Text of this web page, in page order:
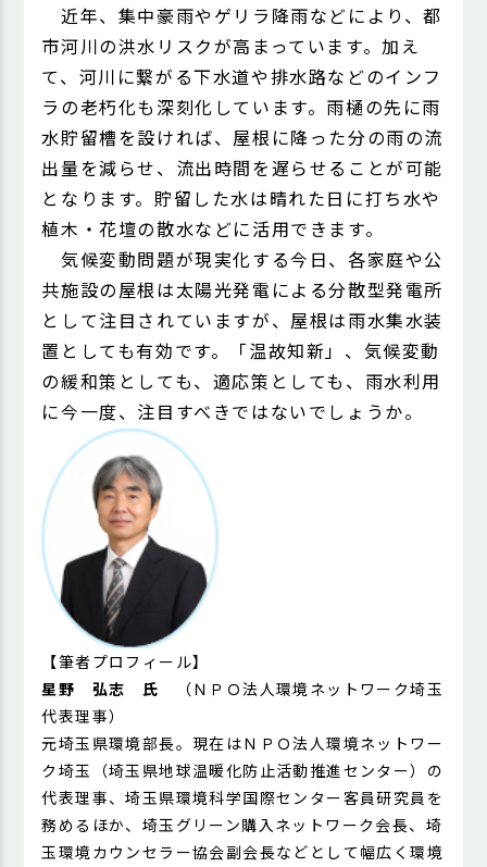
近年、集中豪雨やゲリラ降雨などにより、都
市河川の洪水リスクが高まっています。加え
て、河川に繋がる下水道や排水路などのインフ
ラの老朽化も深刻化しています。雨樋の先に雨
水貯留槽を設ければ、屋根に降った分の雨の流
出量を減らせ、流出時間を遅らせることが可能
となります。貯留した水は晴れた日に打ち水や
植木・花壇の散水などに活用できます。
気候変動問題が現実化する今日、各家庭や公
共施設の屋根は太陽光発電による分散型発電所
として注目されていますが、屋根は雨水集水装
置としても有効です。「温故知新」、気候変動
の緩和策としても、適応策としても、雨水利用
に今一度、注目すべきではないでしょうか。
【筆者プロフィール】
星野 弘志 氏 （ＮＰＯ法人環境ネットワーク埼玉
代表理事）
元埼玉県環境部長。現在はＮＰＯ法人環境ネットワー
ク埼玉（埼玉県地球温暖化防止活動推進センター）の
代表理事、埼玉県環境科学国際センター客員研究員を
務めるほか、埼玉グリーン購入ネットワーク会長、埼
玉環境カウンセラー協会副会長などとして幅広く環境